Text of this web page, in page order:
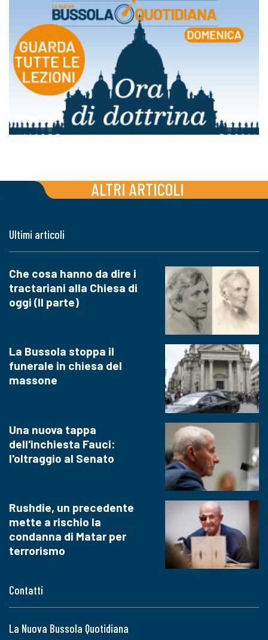
ALTRI ARTICOLI
Contatti
La Nuova Bussola Quotidiana
Ultimi articoli
Che cosa hanno da dire i
tractariani alla Chiesa di
oggi (II parte)
La Bussola stoppa il
funerale in chiesa del
massone
Una nuova tappa
dell'inchiesta Fauci:
l'oltraggio al Senato
Rushdie, un precedente
mette a rischio la
condanna di Matar per
terrorismo